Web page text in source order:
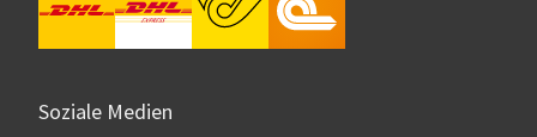
Soziale Medien